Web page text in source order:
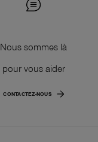
Nous sommes là
pour vous aider
CONTACTEZ-NOUS